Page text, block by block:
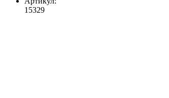
15329